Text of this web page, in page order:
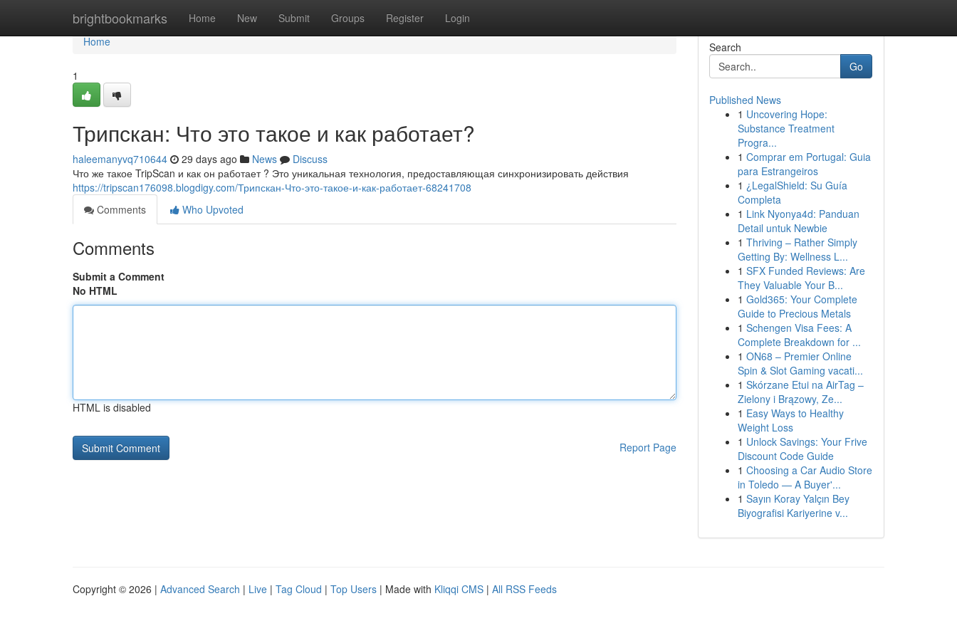
brightbookmarks Home New Submit Groups Register Login
Home
Home
1
Трипскан: Что это такое и как работает?
haleemanyvq710644 29 days ago News
Discuss
Что же такое TripScan и как он работает ? Это уникальная технология, предоставляющая синхронизировать действия
https://tripscan176098.blogdigy.com/Трипскан-Что-это-такое-и-как-работает-68241708
Comments
Who Upvoted
Comments
Submit a Comment
No HTML
HTML is disabled
Report Page
Search
Go
Published News
1 Uncovering Hope:
Substance Treatment
Progra...
1 Comprar em Portugal: Guia
para Estrangeiros
1 ¿LegalShield: Su Guía
Completa
1 Link Nyonya4d: Panduan
Detail untuk Newbie
1 Thriving – Rather Simply
Getting By: Wellness L...
1 SFX Funded Reviews: Are
They Valuable Your B...
1 Gold365: Your Complete
Guide to Precious Metals
1 Schengen Visa Fees: A
Complete Breakdown for ...
1 ON68 – Premier Online
Spin & Slot Gaming vacati...
1 Skórzane Etui na AirTag –
Zielony i Brązowy, Ze...
1 Easy Ways to Healthy
Weight Loss
1 Unlock Savings: Your Frive
Discount Code Guide
1 Choosing a Car Audio Store
in Toledo — A Buyer'...
1 Sayın Koray Yalçın Bey
Biyografisi Kariyerine v...
Copyright © 2026 | Advanced Search | Live | Tag Cloud | Top Users | Made with Kliqqi CMS | All RSS Feeds